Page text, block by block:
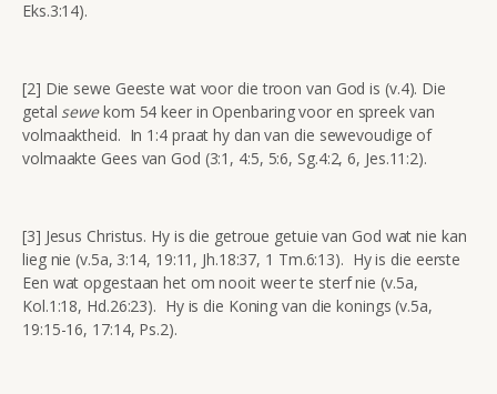
Eks.3:14).
[2] Die sewe Geeste wat voor die troon van God is (v.4). Die
getal sewekom 54 keer in Openbaring voor en spreek van
volmaaktheid. In 1:4 praat hy dan van die sewevoudige of
volmaakte Gees van God (3:1, 4:5, 5:6, Sg.4:2, 6, Jes.11:2).
[3] Jesus Christus. Hy is die getroue getuie van God wat nie kan
lieg nie (v.5a, 3:14, 19:11, Jh.18:37, 1 Tm.6:13). Hy is die eerste
Een wat opgestaan het om nooit weer te sterf nie (v.5a,
Kol.1:18, Hd.26:23). Hy is die Koning van die konings (v.5a,
19:15-16, 17:14, Ps.2).